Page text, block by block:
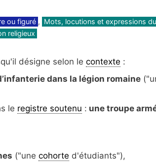
ou figuré , Mots, locutions et expressions
religieux
désigne selon le contexte :
dans la légion romaine
le registre soutenu : une troupe
("une cohorte d'étudiants"),